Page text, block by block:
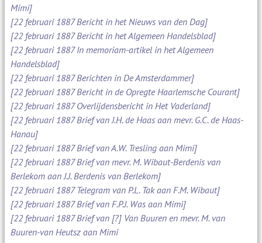
Mimi]
[22 februari 1887 Bericht in het Nieuws van den Dag]
[22 februari 1887 Bericht in het Algemeen Handelsblad]
[22 februari 1887 In memoriam-artikel in het Algemeen
Handelsblad]
[22 februari 1887 Berichten in De Amsterdammer]
[22 februari 1887 Bericht in de Opregte Haarlemsche Courant]
[22 februari 1887 Overlijdensbericht in Het Vaderland]
[22 februari 1887 Brief van J.H. de Haas aan mevr. G.C. de Haas-
Hanau]
[22 februari 1887 Brief van A.W. Tresling aan Mimi]
[22 februari 1887 Brief van mevr. M. Wibaut-Berdenis van
Berlekom aan J.J. Berdenis van Berlekom]
[22 februari 1887 Telegram van P.L. Tak aan F.M. Wibaut]
[22 februari 1887 Brief van F.P.J. Was aan Mimi]
[22 februari 1887 Brief van [?] Van Buuren en mevr. M. van
Buuren-van Heutsz aan Mimi